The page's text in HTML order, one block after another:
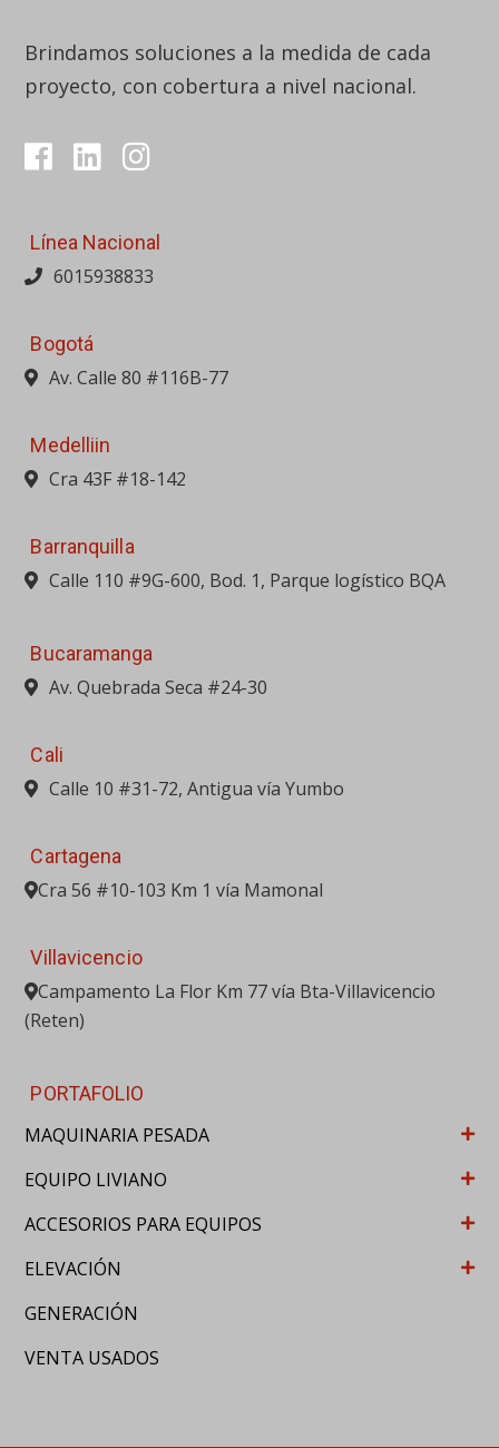
Brindamos soluciones a la medida de cada
proyecto, con cobertura a nivel nacional.
Línea Nacional
6015938833
Bogotá
Av. Calle 80 #116B-77
Medelliin
Cra 43F #18-142
Barranquilla
Calle 110 #9G-600, Bod. 1, Parque logístico BQA
Bucaramanga
Av. Quebrada Seca #24-30
Cali
Calle 10 #31-72, Antigua vía Yumbo
Cartagena
Cra 56 #10-103 Km 1 vía Mamonal
Villavicencio
Campamento La Flor Km 77 vía Bta-Villavicencio
(Reten)
PORTAFOLIO
MAQUINARIA PESADA
EQUIPO LIVIANO
ACCESORIOS PARA EQUIPOS
ELEVACIÓN
GENERACIÓN
VENTA USADOS